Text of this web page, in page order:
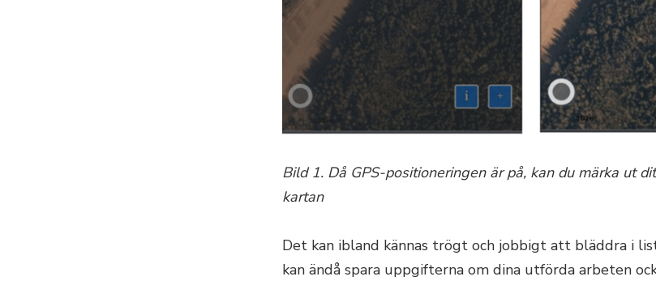
Bild 1. Då GPS-positioneringen är på, kan du märka ut
kartan
Det kan ibland kännas trögt och jobbigt att bläddra i
kan ändå spara uppgifterna om dina utförda arbeten